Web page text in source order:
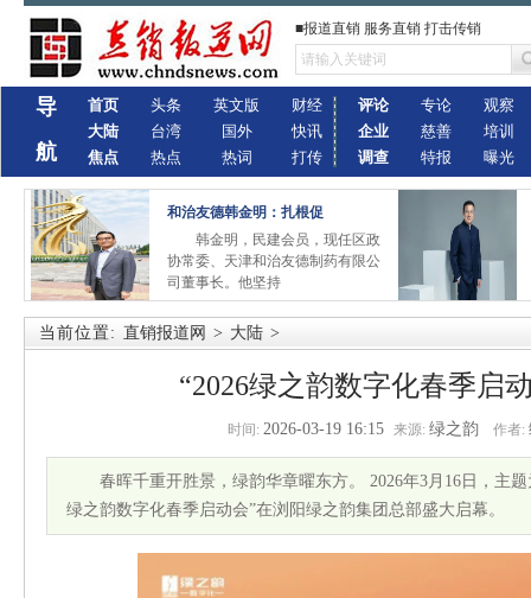
■报道直销 服务直销 打击传销
导
航
首页
大陆
焦点
头条
台湾
热点
英文版
国外
热词
财经
快讯
打传
评论
企业
调查
专论
慈善
特报
观察
培训
曝光
和治友德韩金明：扎根促
韩金明，民建会员，现任区政
协常委、天津和治友德制药有限公
司董事长。他坚持
当前位置: 直销报道网 > 大陆 >
“2026绿之韵数字化春季启
时间: 2026-03-19 16:15 来源: 绿之韵 作者:
春晖千重开胜景，绿韵华章曜东方。 2026年3月16日，主
绿之韵数字化春季启动会”在浏阳绿之韵集团总部盛大启幕。